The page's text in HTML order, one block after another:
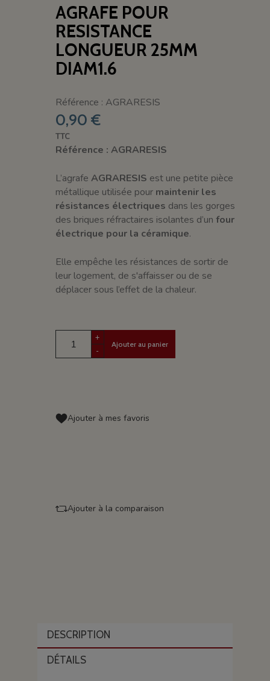
AGRAFE POUR
RESISTANCE
LONGUEUR 25MM
DIAM1.6
Référence : AGRARESIS
0,90 €
TTC
Référence : AGRARESIS
L’agrafeAGRARESIS est une petite pièce
métallique utilisée pour maintenir les
résistances électriques dans les gorges
des briques réfractaires isolantes d’unfour
électrique pour la céramique.
Elle empêche les résistances de sortir de
leur logement, de s'affaisser ou de se
déplacer sous l’effet de la chaleur.
+
-
Ajouter au panier
Ajouter à mes favoris
Ajouter à la comparaison
DESCRIPTION
DÉTAILS